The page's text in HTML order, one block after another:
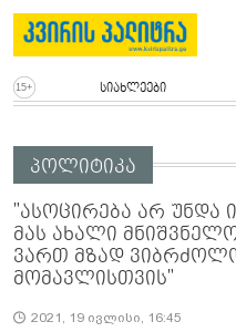
სიახლეები
პოლიტიკა
"ასოცირება არ უნდა
მას ახალი
ვართ მზად
მომავლისთვის"
2021, 19 ივლისი, 16:45